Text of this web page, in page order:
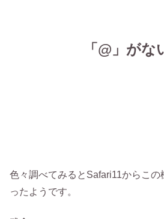
「@」がな
色々調べてみるとSafari11からこの
ったようです。